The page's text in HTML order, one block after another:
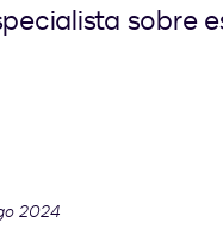
sobre
2024